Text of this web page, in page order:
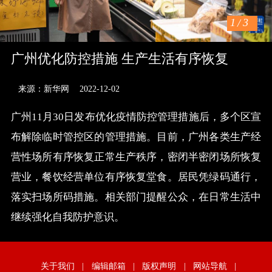
1 /3
广州优化防控措施 生产生活有序恢复
来源：新华网 2022-12-02
广州11月30日发布优化疫情防控管理措施后，多个区宣
布解除临时管控区的管理措施。目前，广州各类生产经
营性场所有序恢复正常生产秩序，密闭半密闭场所恢复
营业，餐饮经营单位有序恢复堂食。居民凭绿码通行，
落实扫场所码措施。相关部门提醒公众，在日常生活中
继续强化自我防护意识。
关于我们 | 编辑邮箱 | 版权声明 | 网站导航 |